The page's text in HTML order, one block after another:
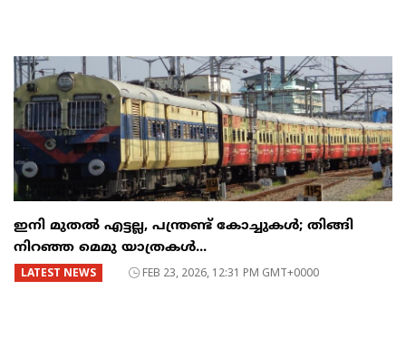
ഇനി മുതൽ എട്ടല്ല, പന്ത്രണ്ട് കോച്ചുകള്‍; തിങ്ങി
നിറഞ്ഞ മെമു യാത്രകൾ...
LATEST NEWS FEB 23, 2026, 12:31 PM GMT+0000